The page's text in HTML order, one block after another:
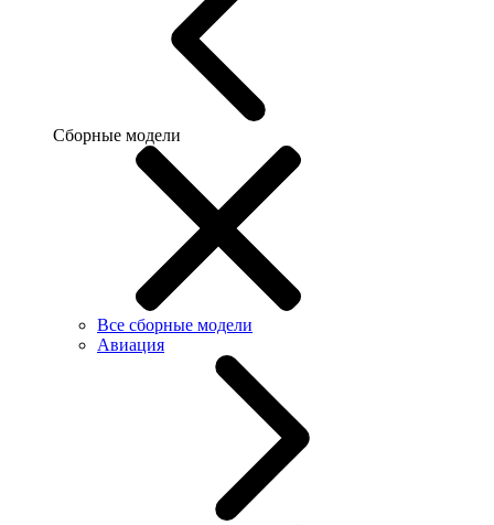
Сборные модели
Все сборные модели
Авиация